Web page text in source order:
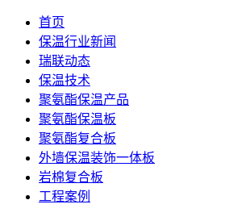
首页
保温行业新闻
瑞联动态
保温技术
聚氨酯保温产品
聚氨酯保温板
聚氨酯复合板
外墙保温装饰一体板
岩棉复合板
工程案例